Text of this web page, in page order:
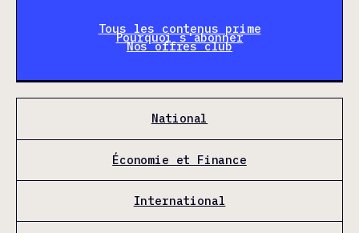
Tous les contenus prime
Pourquoi s'abonner
Nos offres club
National
Économie et Finance
International